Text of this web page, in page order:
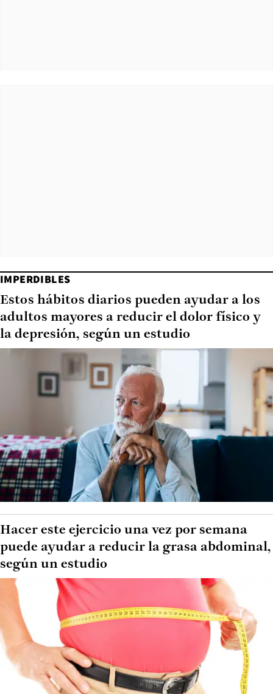
IMPERDIBLES
Estos hábitos diarios pueden ayudar a los
adultos mayores a reducir el dolor físico y
la depresión, según un estudio
Hacer este ejercicio una vez por semana
puede ayudar a reducir la grasa abdominal,
según un estudio